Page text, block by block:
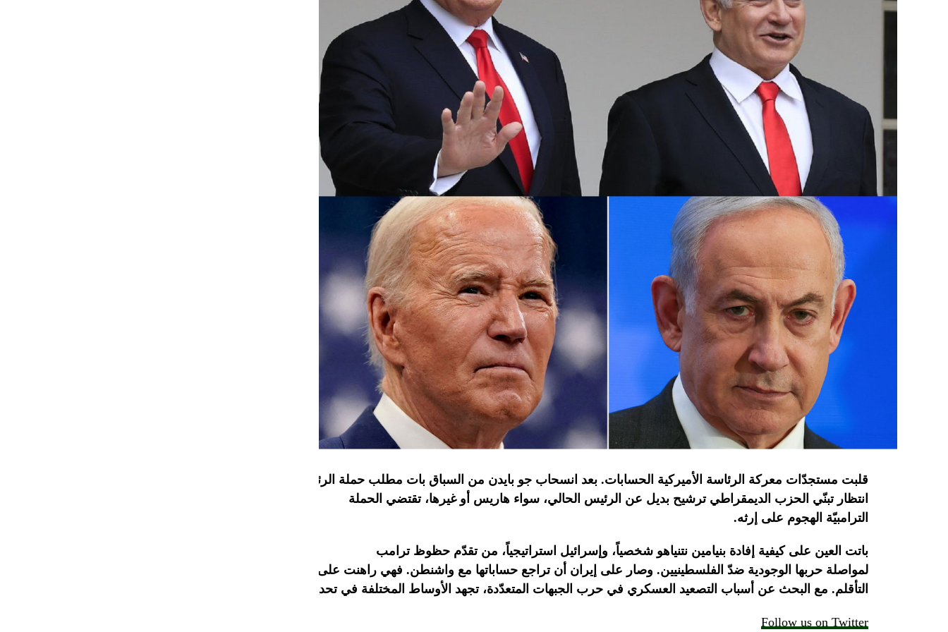
دمشق قتل فيها 16 شخصًا منهم مسؤول إيراني كبير في فيلق القدس.
وتسود حالة من التوترات الأمنية في إسرائيل بعد أن أعلنت اغتيال القائد العسكري البارز بـ”الحزب”
فؤاد شكر في غارة جوية على مبنى في ضاحية بيروت الجنوبية، قبل أن يعلن الحزب اغتياله مساء
وبعدها بساعات أعلنت “حماس” اغتيال إسرائيل رئيس مكتبها السياسي إسماعيل هنية بغارة إسرائيلية
استهدفت مقر إقامته في طهران التي وصلها للمشاركة في حفل تنصيب الرئيس الإيراني الجديد
مسعود بزشكيان.
ومنذ 8 تشرين الأول تتبادل فصائل لبنانية وفلسطينية في لبنان، أبرزها “الحزب”، مع الجيش الإسرائيلي
قصفا يوميا عبر “الخط الأزرق” الفاصل، أسفر عن مئات القتلى والجرحى معظمهم في الجانب اللبناني.
وترهن الفصائل وقف القصف بإنهاء إسرائيل حربا تشنها بدعم أميركي على قطاع غزة منذ 7 تشرين
الأول، ما خلّف أكثر من 130 ألف قتيل وجريح فلسطينيين، معظمهم أطفال ونساء، وما يزيد على 10
آلاف مفقود.
قلبت مستجدّات معركة الرئاسة الأميركية الحسابات. بعد انسحاب جو بايدن من السباق بات مطلب حملة الرئيس
انتظار تبنّي الحزب الديمقراطي ترشيح بديل عن الرئيس الحالي، سواء هاريس أو غيرها، تقتضي الحملة
الترامبيّة الهجوم على إرثه.
باتت العين على كيفية إفادة بنيامين نتنياهو شخصياً، وإسرائيل استراتيجياً، من تقدّم حظوظ ترامب
لمواصلة حربها الوجودية ضدّ الفلسطينيين. وصار على إيران أن تراجع حساباتها مع واشنطن. فهي راهنت على
التأقلم. مع البحث عن أسباب التصعيد العسكري في حرب الجبهات المتعدّدة، تجهد الأوساط المختلفة في تحديد
Follow us on Twitter